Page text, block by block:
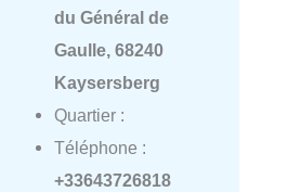
du Général de
Gaulle, 68240
Kaysersberg
Quartier :
Téléphone :
+33643726818